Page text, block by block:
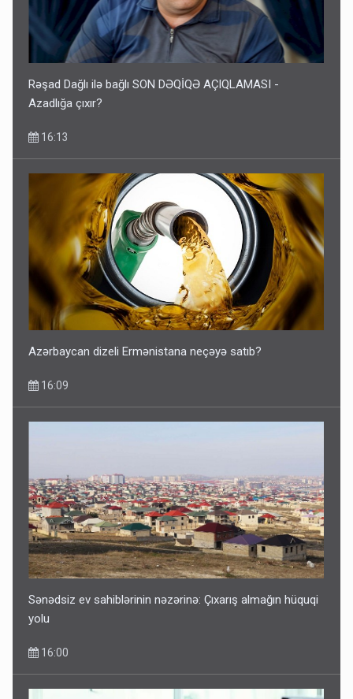
Rəşad Dağlı ilə bağlı SON DƏQİQƏ AÇIQLAMASI -
Azadlığa çıxır?
16:13
Azərbaycan dizeli Ermənistana neçəyə satıb?
16:09
Sənədsiz ev sahiblərinin nəzərinə: Çıxarış almağın hüquqi
yolu
16:00